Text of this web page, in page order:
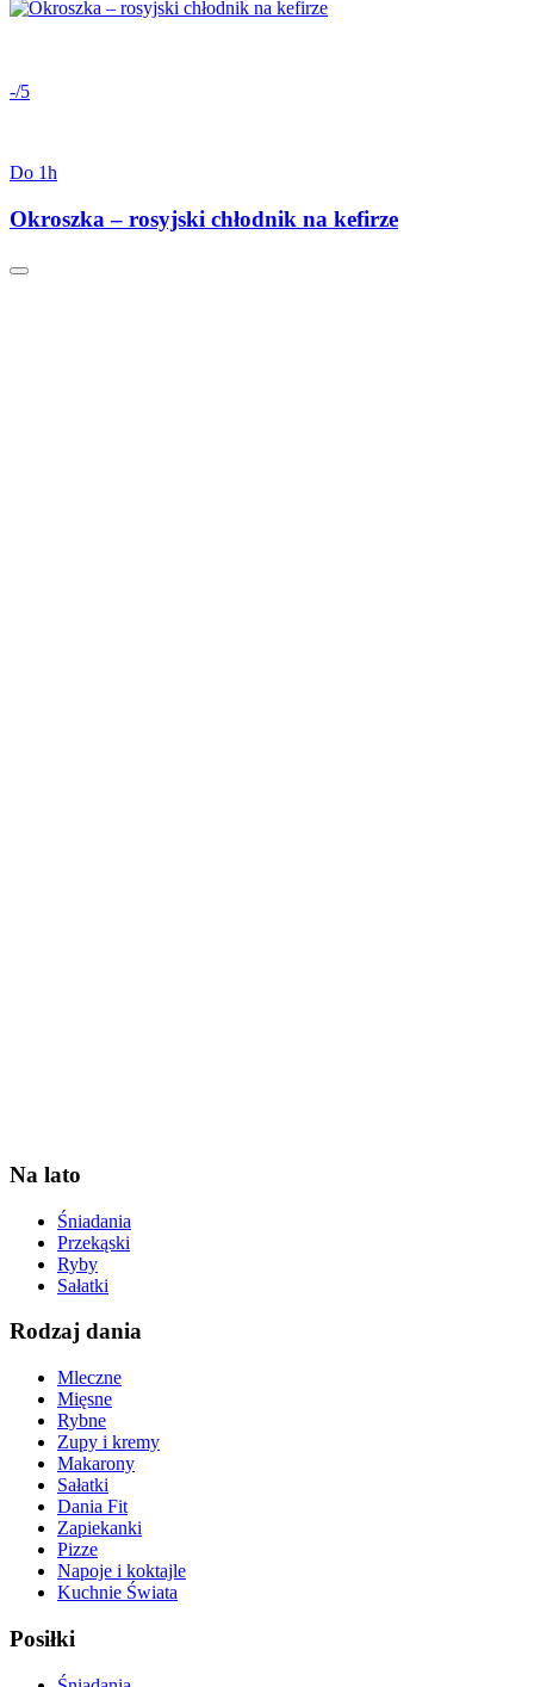
-/5
Do 1h
Okroszka – rosyjski chłodnik na kefirze
Na lato
Śniadania
Przekąski
Ryby
Sałatki
Rodzaj dania
Mleczne
Mięsne
Rybne
Zupy i kremy
Makarony
Sałatki
Dania Fit
Zapiekanki
Pizze
Napoje i koktajle
Kuchnie Świata
Posiłki